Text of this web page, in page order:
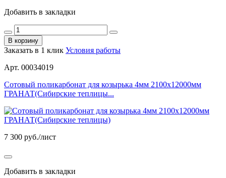
Добавить в закладки
В корзину
Заказать в 1 клик Условия работы
Арт. 00034019
Сотовый поликарбонат для козырька 4мм 2100х12000мм
ГРАНАТ(Сибирские теплицы...
7 300 руб./лист
Добавить в закладки